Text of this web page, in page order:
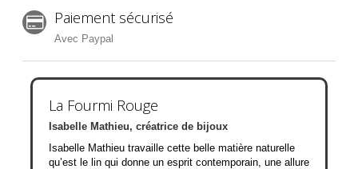
Paiement sécurisé
Avec Paypal
La Fourmi Rouge
Isabelle Mathieu, créatrice de bijoux
Isabelle Mathieu travaille cette belle matière naturelle
qu’est le lin qui donne un esprit contemporain, une allure